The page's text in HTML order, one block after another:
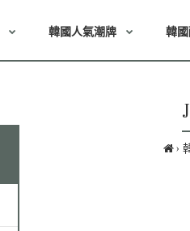
韓國人氣潮牌 韓